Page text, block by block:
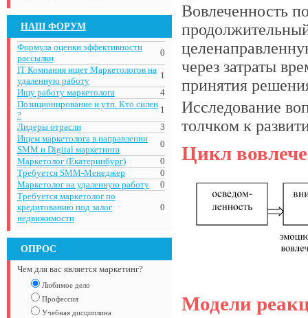
НАШ ФОРУМ
Формула оценки эффективности
рассылки
0
IT Компания ищет Маркетологов на
удаленную работу
1
Ищу работу маркетолога
4
Позиционирование и утп. Кто силен
?
1
Лидеры отрасли
3
Ищем маркетолога в направлении
SMM и Digital маркетинга
0
Маркетолог (Екатеринбург)
0
Требуется SMM-Менеджер
0
Маркетолог на удаленную работу
0
Требуется маркетолог по
кредитованию под залог
недвижимости
0
ОПРОС
Чем для вас является маркетинг?
Любимое дело
Профессия
Учебная дисциплина
Вовлеченность
через затраты
принятия
Исследование
толчком к
Цикл
Модели